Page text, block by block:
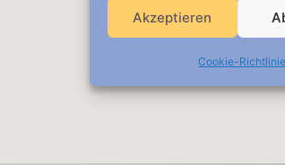
Akzeptieren
Cookie-Richtlinie